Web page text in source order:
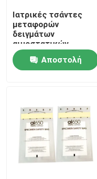
Σπίτι
Προϊόντα
Σχετικά με εμάς
Επισκεψή
Ιατρικές τσάντες
μεταφορών
δειγμάτων
αιμοστατικών
επιδέσμων TPE
95Kpa Αποστολή